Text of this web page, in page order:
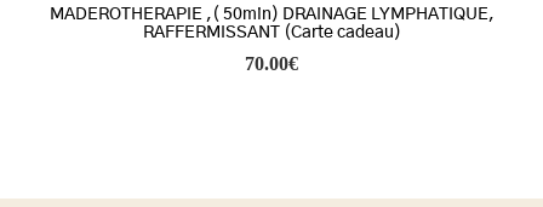
MADEROTHERAPIE ,( 50min) DRAINAGE LYMPHATIQUE,
RAFFERMISSANT (Carte cadeau)
70.00€